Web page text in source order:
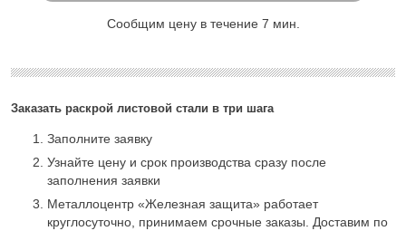
Заказать раскрой листовой стали в три шага
Заполните заявку
Узнайте цену и срок производства сразу после
заполнения заявки
Металлоцентр «Железная защита» работает
круглосуточно, принимаем срочные заказы. Доставим по
Сообщим цену в течение 7 мин.